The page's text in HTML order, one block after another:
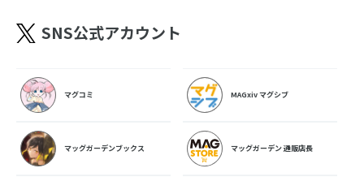
SNS公式アカウント
マグコミ MAGxiv マグシブ
マッグガーデンブックス マッグガーデン 通販店長